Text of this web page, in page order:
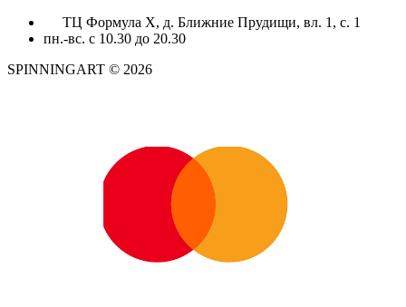
ТЦ Формула X, д. Ближние Прудищи, вл. 1, с. 1
пн.-вс. с 10.30 до 20.30
SPINNINGART © 2026